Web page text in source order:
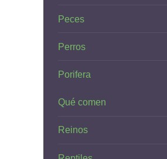
Peces
Perros
Porifera
Qué comen
Reinos